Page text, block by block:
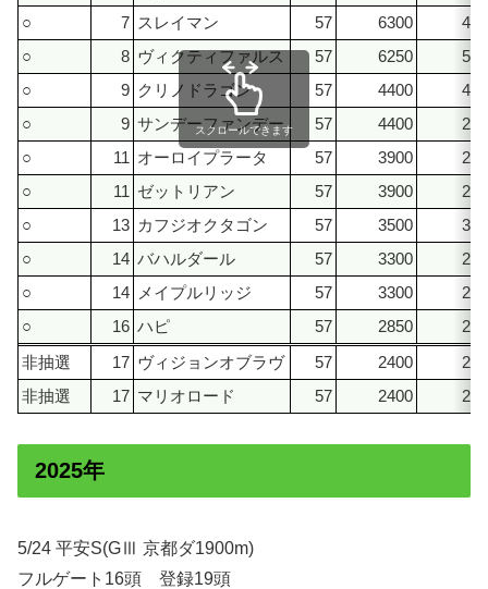
○
7 スレイマン 57 6300
○
8 ヴィクティファルス 57 6250
○
9 クリノドラゴン 57 4400
○
9 サンデーファンデー 57 4400
○
11 オーロイプラータ 57 3900
○
11 ゼットリアン 57 3900
○
13 カフジオクタゴン 57 3500
○
14 バハルダール 57 3300
○
14 メイプルリッジ 57 3300
○
16 ハピ 57 2850
非抽選 17 ヴィジョンオブラヴ 57 2400
非抽選
17 マリオロード 57 2400
スクロールできます
2025年
5/24 平安S(GⅢ 京都ダ1900m)
フルゲート16頭 登録19頭